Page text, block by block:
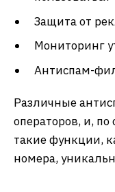
Защита от
Мониторинг
Антиспам-
Различные
операторов, и, по
такие функции,
номера,